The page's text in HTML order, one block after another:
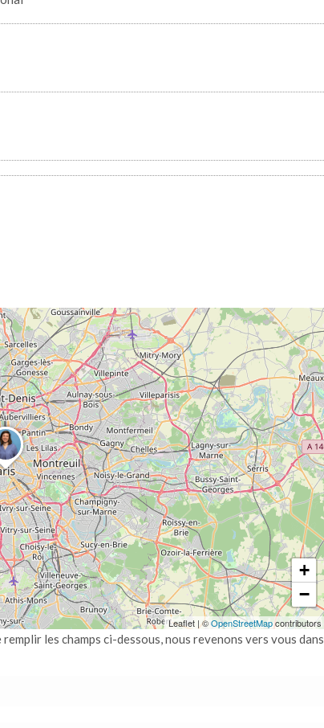
+
−
Leaflet |©OpenStreetMapcontributors
les champs ci-dessous, nous revenons vers vous dans